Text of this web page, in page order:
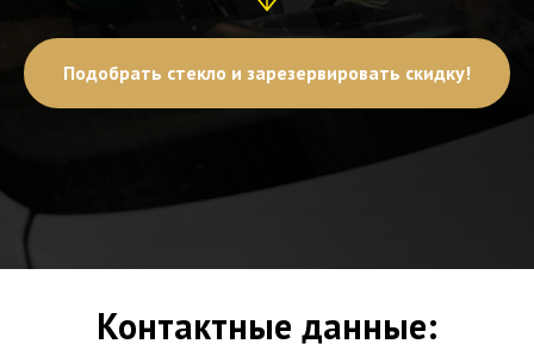
Подобрать стекло и зарезервировать скидку!
Контактные данные: